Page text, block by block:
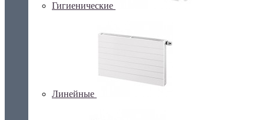
Гигиенические
Линейные